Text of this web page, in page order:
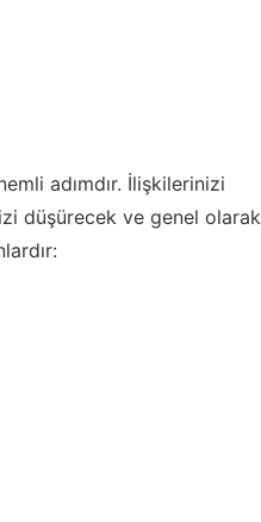
adımdır. İlişkilerinizi
düşürecek ve genel